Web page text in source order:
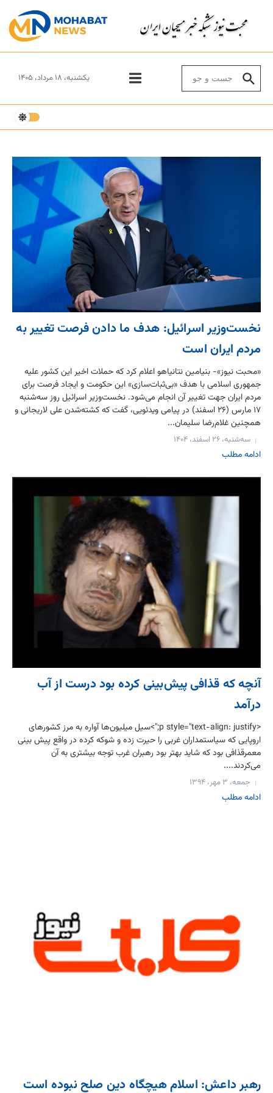
یکشنبه، ۱۸ مرداد، ۱۴۰۵
نخست‌وزیر اسرائیل: هدف ما دادن فرصت تغییر به
مردم ایران است
«محبت نیوز»- بنیامین نتانیاهو اعلام کرد که حملات اخیر این کشور علیه
جمهوری اسلامی با هدف «بی‌ثبات‌سازی» این حکومت و ایجاد فرصت برای
مردم ایران جهت تغییر آن انجام می‌شود. نخست‌وزیر اسرائیل روز سه‌شنبه
۱۷ مارس (۲۶ اسفند) در پیامی ویدئویی، گفت که کشته‌شدن علی لاریجانی و
همچنین غلام‌رضا سلیمان...
سه‌شنبه، ۲۶ اسفند، ۱۴۰۴
ادامه مطلب
آنچه که قذافی پیش‌بینی کرده بود درست از آب
درآمد
<p style="text-align: justify;">سیل میلیو‌ن‌ها آواره‌ به مرز کشورهای
اروپایی که سیاستمداران غربی را حیرت زده و شوکه کرده در واقع پیش بینی
معمرقذافی بود که شاید بهتر بود رهبران غرب توجه بیشتری به آن
می‌کردند....
جمعه، ۳ مهر، ۱۳۹۴
ادامه مطلب
رهبر داعش: اسلام هیچگاه دین صلح نبوده است